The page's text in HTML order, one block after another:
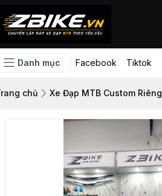
Danh mục Facebook Tiktok
chủ Xe Đạp MTB Custom Riêng